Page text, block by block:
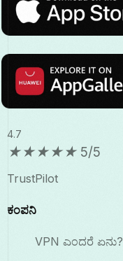
4.7
★★★★★ 5/5
TrustPilot
ಕಂಪನಿ
VPN ಎಂದರೆ ಏನು?